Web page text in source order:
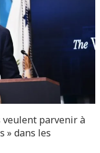
veulent parvenir à
» dans les